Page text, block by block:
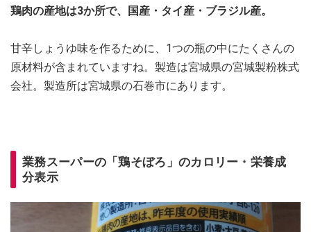
鶏肉の産地は3か所で、国産・タイ産・ブラジル産。
甘辛しょうゆ味を作るために、1つの瓶の中にたくさんの
原材料が含まれていますね。製造は宮城県の宮城製粉株式
会社。製造所は宮城県の石巻市にあります。
業務スーパーの「鶏そぼろ」のカロリー・栄養成
分表示